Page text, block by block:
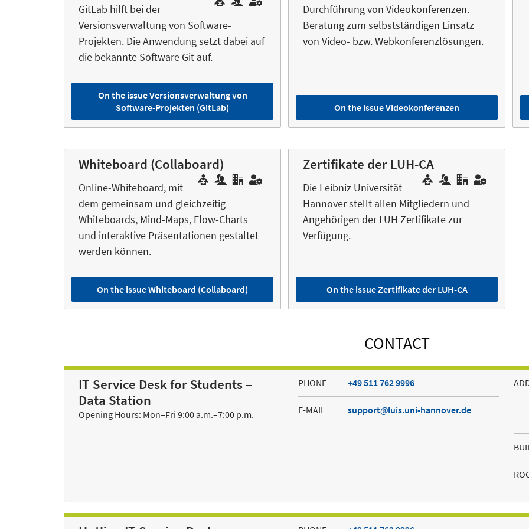
GitLab hilft bei der
Versionsverwaltung von Software-
Projekten. Die Anwendung setzt dabei auf
die bekannte Software Git auf.
On the issue Versionsverwaltung von
Software-Projekten (GitLab)
Durchführung von Videokonferenzen.
Beratung zum selbstständigen Einsatz
von Video- bzw. Webkonferenzlösungen.
On the issue Videokonferenzen
Whiteboard (Collaboard)
Online-Whiteboard, mit
dem gemeinsam und gleichzeitig
Whiteboards, Mind-Maps, Flow-Charts
und interaktive Präsentationen gestaltet
werden können.
On the issue Whiteboard (Collaboard)
Zertifikate der LUH-CA
Die Leibniz Universität
Hannover stellt allen Mitgliedern und
Angehörigen der LUH Zertifikate zur
Verfügung.
On the issue Zertifikate der LUH-CA
CONTACT
IT Service Desk for Students –
Data Station
Opening Hours: Mon–Fri 9:00 a.m.–7:00 p.m.
PHONE +49 511 762 9996
E-MAIL support luis.uni-hannover.de